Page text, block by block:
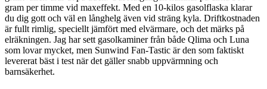
gram per timme vid maxeffekt. Med en 10-kilos gasolflaska klarar
du dig gott och väl en långhelg även vid sträng kyla. Driftkostnaden
är fullt rimlig, speciellt jämfört med elvärmare, och det märks på
elräkningen. Jag har sett gasolkaminer från både Qlima och Luna
som lovar mycket, men Sunwind Fan-Tastic är den som faktiskt
levererat bäst i test när det gäller snabb uppvärmning och
barnsäkerhet.